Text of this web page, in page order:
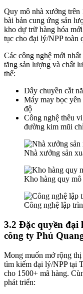
Quy mô nhà xưởng trên
bài bản cung ứng sản
kho dự trữ hàng hóa
tục cho đại lý/NPP toàn
Các công nghệ mới
tăng sản lượng và chất
thể:
Dây chuyền cắt
Máy may bọc yên
độ
Công nghệ thêu
đường kim mũi
Nhà xưởng sản
Kho hàng quy mô
Công nghệ lập
3.2 Đặc quyền đại
công ty Phú
Mong muốn mở rộng
tìm kiếm đại lý/NPP tại
cho 1500+ mã hàng.
phát triển: